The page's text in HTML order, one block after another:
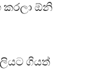
කරලා ඕනි
ගියත්